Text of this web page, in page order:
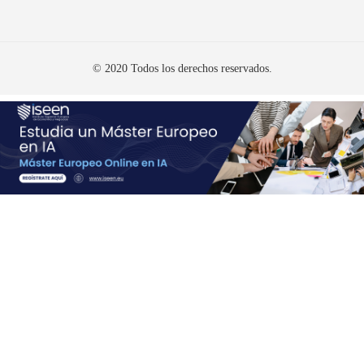
© 2020 Todos los derechos reservados.